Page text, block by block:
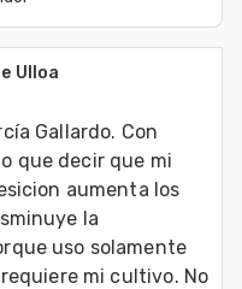
Ulloa
Gallardo. Con
que decir que mi
aumenta los
la
uso solamente
mi cultivo. No